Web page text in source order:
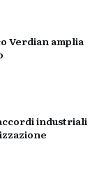
Verdian amplia
industriali